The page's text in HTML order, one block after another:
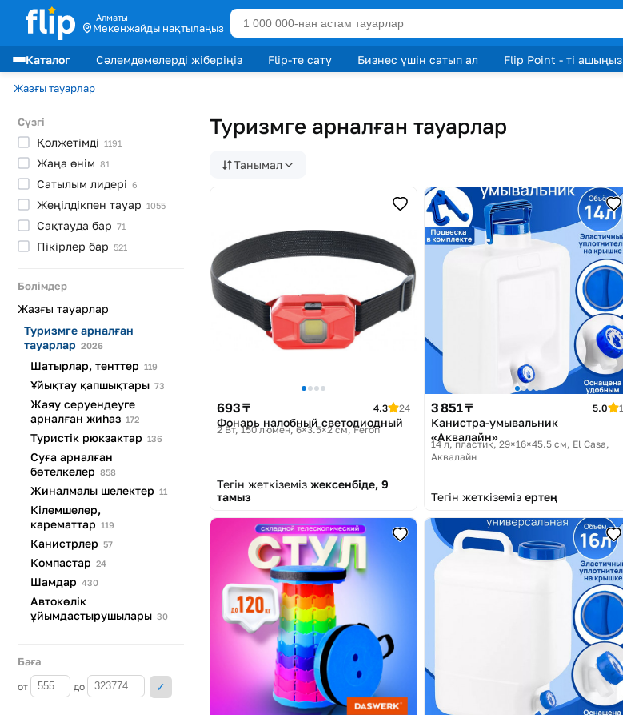
Алматы
Мекенжайды нақтылаңыз
Каталог Сәлемдемелерді жіберіңіз Flip-те сату Бизнес үшін сатып ал Flip Point - ті ашыңыз
Жазғы тауарлар
Сүзгі
Қолжетімді 1191
Жаңа өнім 81
Сатылым лидерi 6
Жеңілдікпен тауар 1055
Сақтауда бар 71
Пікірлер бар 521
Бөлімдер
Жазғы тауарлар
Туризмге арналған
тауарлар 2026
Шатырлар, тенттер 119
Ұйықтау қапшықтары 73
Жаяу серуендеуге
арналған жиһаз 172
Туристік рюкзактар 136
Суға арналған
бөтелкелер 858
Жиналмалы шелектер 11
Кілемшелер,
карематтар 119
Канистрлер 57
Компастар 24
Шамдар 430
Автокөлік
ұйымдастырушылары 30
Баға
от до
Туризмге арналған тауарлар
Танымал
693 ₸ 4.3 24
Фонарь налобный светодиодный
2 Вт, 150 люмен, 6×3.5×2 см Feron
Тегін жеткіземіз жексенбіде, 9
тамыз
3 851 ₸ 5.0 1
Канистра-умывальник
«Аквалайн»
14 л, пластик, 29×16×45.5 см El Casa,
Аквалайн
Тегін жеткіземіз ертең